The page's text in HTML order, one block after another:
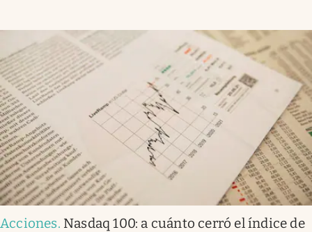
Acciones. Nasdaq 100: a cuánto cerró el índice de